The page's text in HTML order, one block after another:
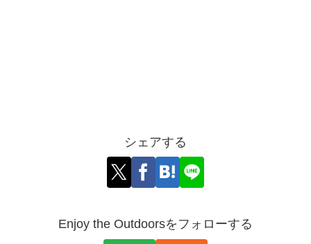
シェアする
Enjoy the Outdoorsをフォローする